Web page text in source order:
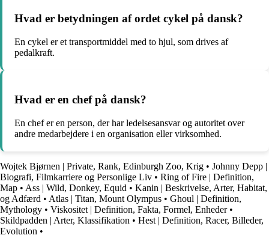
Hvad er betydningen af ordet cykel på dansk?
En cykel er et transportmiddel med to hjul, som drives af
pedalkraft.
Hvad er en chef på dansk?
En chef er en person, der har ledelsesansvar og autoritet over
andre medarbejdere i en organisation eller virksomhed.
Wojtek Bjørnen | Private, Rank, Edinburgh Zoo, Krig • Johnny Depp |
Biografi, Filmkarriere og Personlige Liv • Ring of Fire | Definition,
Map • Ass | Wild, Donkey, Equid • Kanin | Beskrivelse, Arter, Habitat,
og Adfærd • Atlas | Titan, Mount Olympus • Ghoul | Definition,
Mythology • Viskositet | Definition, Fakta, Formel, Enheder•
Skildpadden | Arter, Klassifikation • Hest | Definition, Racer, Billeder,
Evolution •